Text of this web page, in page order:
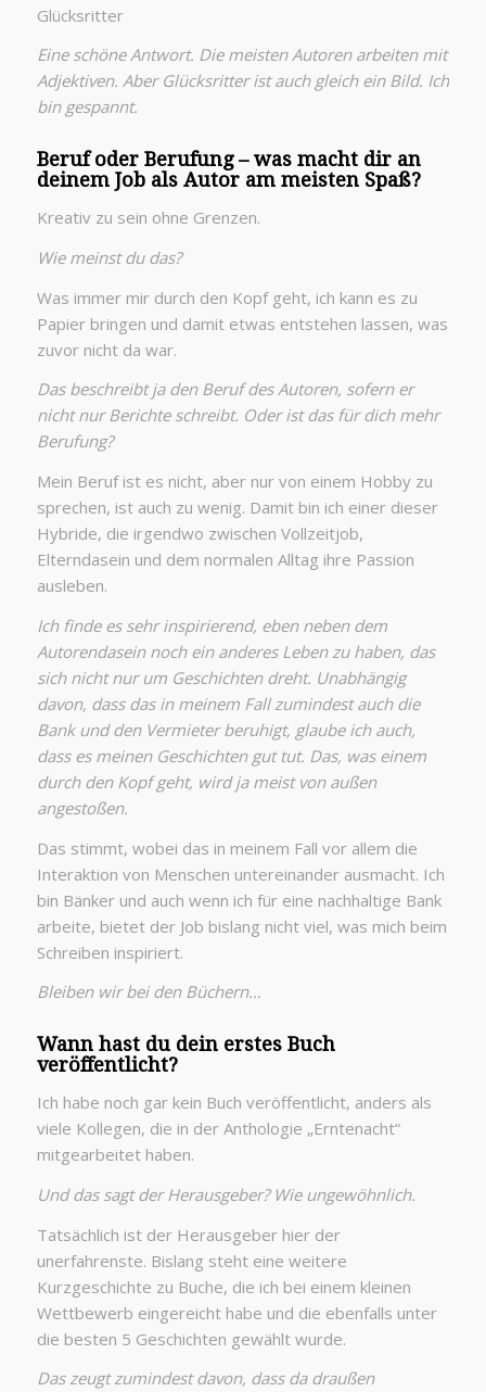
Glücksritter
Eine schöne Antwort. Die meisten Autoren arbeiten mit
Adjektiven. Aber Glücksritter ist auch gleich ein Bild. Ich
bin gespannt.
Beruf oder Berufung – was macht dir an
deinem Job als Autor am meisten Spaß?
Kreativ zu sein ohne Grenzen.
Wie meinst du das?
Was immer mir durch den Kopf geht, ich kann es zu
Papier bringen und damit etwas entstehen lassen, was
zuvor nicht da war.
Das beschreibt ja den Beruf des Autoren, sofern er
nicht nur Berichte schreibt. Oder ist das für dich mehr
Berufung?
Mein Beruf ist es nicht, aber nur von einem Hobby zu
sprechen, ist auch zu wenig. Damit bin ich einer dieser
Hybride, die irgendwo zwischen Vollzeitjob,
Elterndasein und dem normalen Alltag ihre Passion
ausleben.
Ich finde es sehr inspirierend, eben neben dem
Autorendasein noch ein anderes Leben zu haben, das
sich nicht nur um Geschichten dreht. Unabhängig
davon, dass das in meinem Fall zumindest auch die
Bank und den Vermieter beruhigt, glaube ich auch,
dass es meinen Geschichten gut tut. Das, was einem
durch den Kopf geht, wird ja meist von außen
angestoßen.
Das stimmt, wobei das in meinem Fall vor allem die
Interaktion von Menschen untereinander ausmacht. Ich
bin Bänker und auch wenn ich für eine nachhaltige Bank
arbeite, bietet der Job bislang nicht viel, was mich beim
Schreiben inspiriert.
Bleiben wir bei den Büchern…
Wann hast du dein erstes Buch
veröffentlicht?
Ich habe noch gar kein Buch veröffentlicht, anders als
viele Kollegen, die in der Anthologie „Erntenacht“
mitgearbeitet haben.
Und das sagt der Herausgeber? Wie ungewöhnlich.
Tatsächlich ist der Herausgeber hier der
unerfahrenste. Bislang steht eine weitere
Kurzgeschichte zu Buche, die ich bei einem kleinen
Wettbewerb eingereicht habe und die ebenfalls unter
die besten 5 Geschichten gewählt wurde.
Das zeugt zumindest davon, dass da draußen